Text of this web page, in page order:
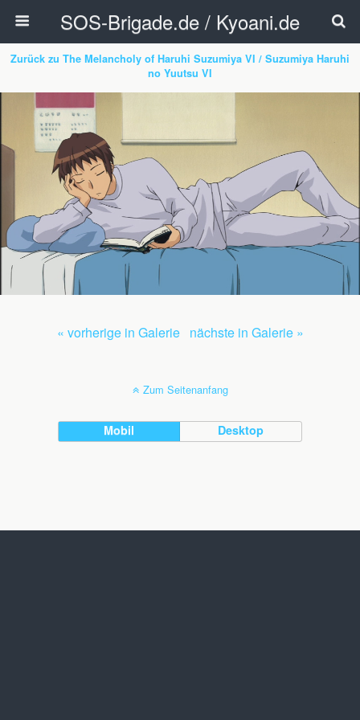
SOS-Brigade.de / Kyoani.de
Zurück zu The Melancholy of Haruhi Suzumiya VI / Suzumiya Haruhi
no Yuutsu VI
« vorherige in Galerie nächste in Galerie »
Zum Seitenanfang
Mobil Desktop